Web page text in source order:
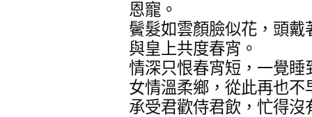
恩寵。
鬢髮如雲顏臉似花，頭
與皇上共度春宵。
情深只恨春宵短，一覺
女情溫柔鄉，從此再也不
承受君歡侍君飲，忙得